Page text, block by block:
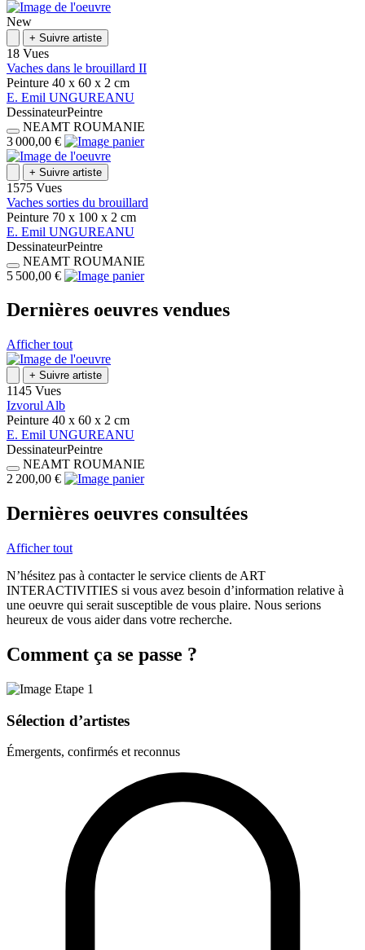
New
+ Suivre artiste
18 Vues
Vaches dans le brouillard II
Peinture 40 x 60 x 2 cm
E. Emil UNGUREANU
DessinateurPeintre
NEAMT ROUMANIE
3 000,00 €
+ Suivre artiste
1575 Vues
Vaches sorties du brouillard
Peinture 70 x 100 x 2 cm
E. Emil UNGUREANU
DessinateurPeintre
NEAMT ROUMANIE
5 500,00 €
Dernières oeuvres vendues
Afficher tout
+ Suivre artiste
1145 Vues
Izvorul Alb
Peinture 40 x 60 x 2 cm
E. Emil UNGUREANU
DessinateurPeintre
NEAMT ROUMANIE
2 200,00 €
Dernières oeuvres consultées
Afficher tout
N’hésitez pas à contacter le service clients de ART
INTERACTIVITIES si vous avez besoin d’information relative à
une oeuvre qui serait susceptible de vous plaire. Nous serions
heureux de vous aider dans votre recherche.
Comment ça se passe ?
Sélection d’artistes
Émergents, confirmés et reconnus